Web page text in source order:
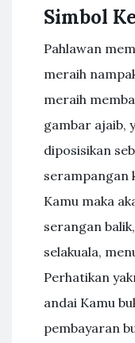
Simbol
Pahlawan
meraih
meraih
gambar ajaib,
diposisikan
serampangan
Kamu maka
serangan
selakuala,
Perhatikan
andai Kamu
pembayaran